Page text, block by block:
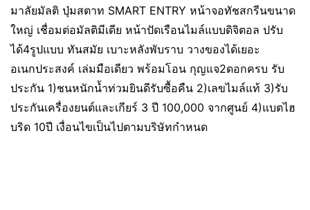
มาลัยมัลติ ปุ่มสตาท SMART ENTRY หน้าจอทัชสกรีนขนาด
ใหญ่ เชื่อมต่อมัลติมีเดีย หน้าปัดเรือนไมล์แบบดิจิตอล ปรับ
ได้4รูปแบบ ทันสมัย เบาะหลังพับราบ วางของได้เยอะ
อเนกประสงค์ เล่มมือเดียว พร้อมโอน กุญแจ2ดอกครบ รับ
ประกัน 1)ชนหนักน้ำท่วมยินดีรับซื้อคืน 2)เลขไมล์แท้ 3)รับ
ประกันเครื่องยนต์และเกียร์ 3 ปี 100,000 จากศูนย์ 4)แบตไฮ
บริด 10ปี เงื่อนไขเป็นไปตามบริษัทกำหนด